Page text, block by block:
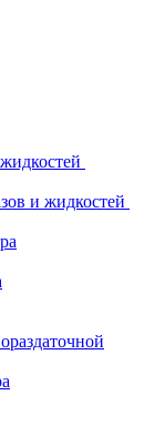
и жидкостей